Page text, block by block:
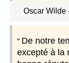
Oscar Wilde
De notre
excepté à la